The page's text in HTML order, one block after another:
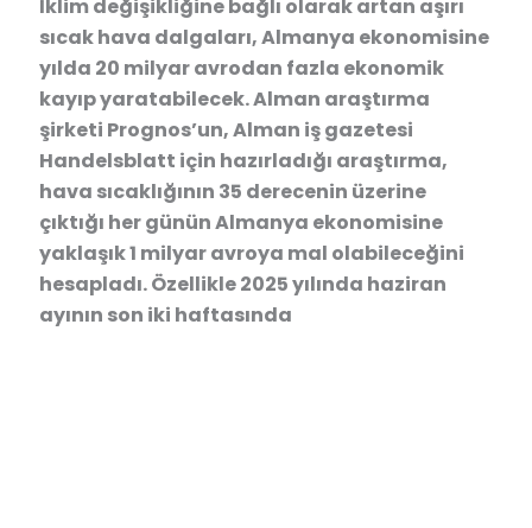
İklim değişikliğine bağlı olarak artan aşırı
sıcak hava dalgaları, Almanya ekonomisine
yılda 20 milyar avrodan fazla ekonomik
kayıp yaratabilecek. Alman araştırma
şirketi Prognos’un, Alman iş gazetesi
Handelsblatt için hazırladığı araştırma,
hava sıcaklığının 35 derecenin üzerine
çıktığı her günün Almanya ekonomisine
yaklaşık 1 milyar avroya mal olabileceğini
hesapladı. Özellikle 2025 yılında haziran
ayının son iki haftasında